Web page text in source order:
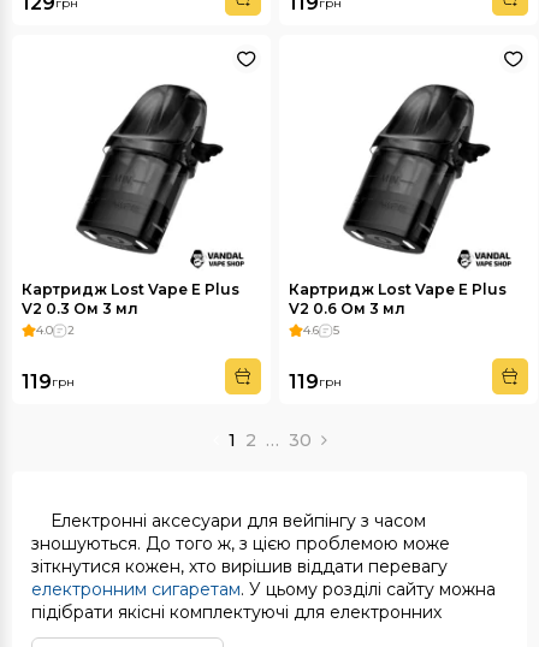
Картридж Lost Vape E Plus
V2 0.3 Ом 3 мл
4.0 2
119грн
Картридж Lost Vape E Plus
V2 0.6 Ом 3 мл
4.6 5
119грн
1 2 … 30
Електронні аксесуари для вейпінгу з часом
зношуються. До того ж, з цією проблемою може
зіткнутися кожен, хто вирішив віддати перевагу
електронним сигаретам. У цьому розділі сайту можна
підібрати якісні комплектуючі для електронних
девайсів будь-якої моделі.